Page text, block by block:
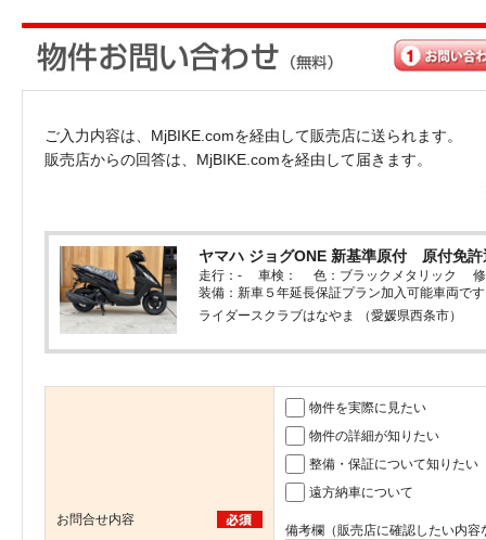
ご入力内容は、MjBIKE.comを経由して販売店に送られます。
販売店からの回答は、MjBIKE.comを経由して届きます。
ヤマハ ジョグONE 新基準原付 原付免
走行：- 車検： 色：ブラックメタリック 修
装備：新車５年延長保証プラン加入可能車両で
ライダースクラブはなやま （愛媛県西条市）
お問合せ内容
物件を実際に見たい
物件の詳細が知りたい
整備・保証について知りたい
遠方納車について
備考欄（販売店に確認したい内